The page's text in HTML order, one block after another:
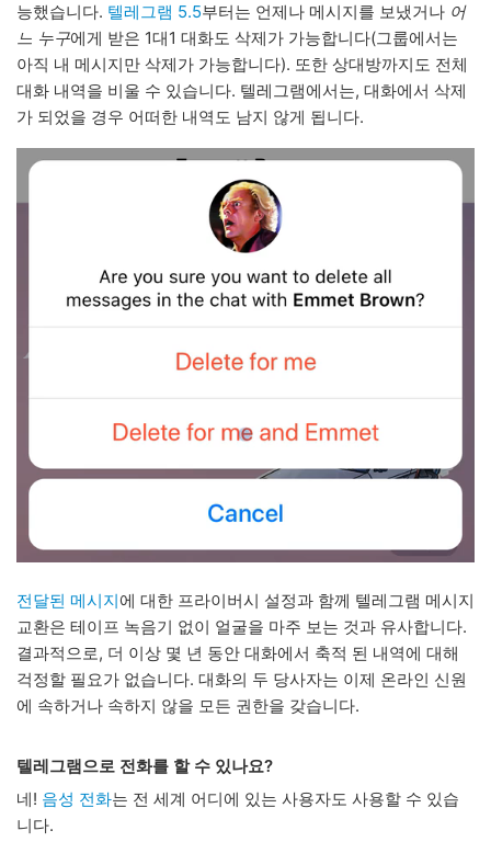
능했습니다. 텔레그램 5.5부터는 언제나 메시지를 보냈거나 어
느 누구에게 받은 1대1 대화도 삭제가 가능합니다(그룹에서는
아직 내 메시지만 삭제가 가능합니다). 또한 상대방까지도 전체
대화 내역을 비울 수 있습니다. 텔레그램에서는, 대화에서 삭제
가 되었을 경우 어떠한 내역도 남지 않게 됩니다.
전달된 메시지에 대한 프라이버시 설정과 함께 텔레그램 메시지
교환은 테이프 녹음기 없이 얼굴을 마주 보는 것과 유사합니다.
결과적으로, 더 이상 몇 년 동안 대화에서 축적 된 내역에 대해
걱정할 필요가 없습니다. 대화의 두 당사자는 이제 온라인 신원
에 속하거나 속하지 않을 모든 권한을 갖습니다.
텔레그램으로 전화를 할 수 있나요?
네! 음성 전화는 전 세계 어디에 있는 사용자도 사용할 수 있습
니다.